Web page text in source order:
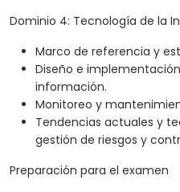
Dominio 4: Tecnología de la
Marco de referencia y
Diseño e
información.
Monitoreo y
Tendencias actuales y
gestión de riesgos y
Preparación para el examen